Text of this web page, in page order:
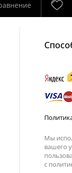
Мы
вашего
с